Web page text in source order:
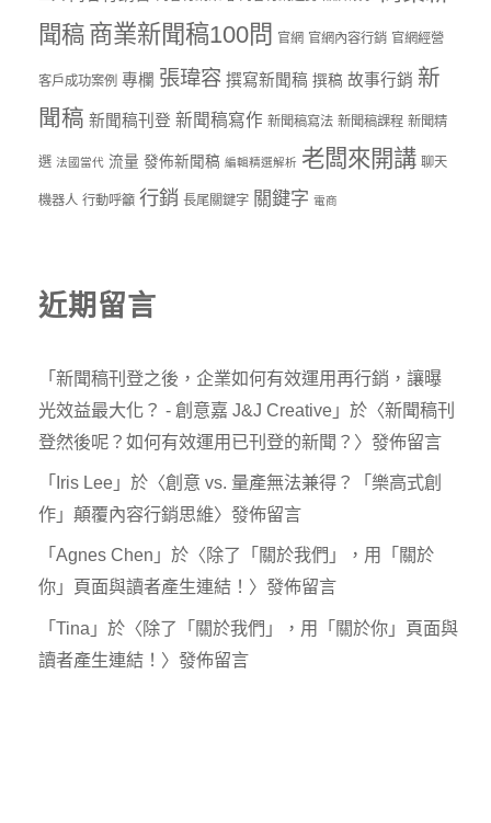
聞稿 商業新聞稿100問 官網 官網內容行銷 官網經營
客戶成功案例 專欄 張瑋容 撰寫新聞稿 撰稿 故事行銷 新
聞稿 新聞稿刊登 新聞稿寫作 新聞稿寫法 新聞稿課程 新聞精
選 法國當代 流量 發佈新聞稿 編輯精選解析 老闆來開講 聊天
機器人 行動呼籲 行銷 長尾關鍵字 關鍵字 電商
近期留言
「 新聞稿刊登之後，企業如何有效運用再行銷，讓曝
光效益最大化？ - 創意嘉 J&J Creative 」於〈新聞稿刊
登然後呢？如何有效運用已刊登的新聞？ 〉發佈留言
「 Iris Lee 」於〈創意 vs. 量產無法兼得？「樂高式創
作」顛覆內容行銷思維〉發佈留言
「 Agnes Chen 」於〈 除了「關於我們」，用「關於
你」頁面與讀者產生連結！ 〉發佈留言
「 Tina 」於〈除了「關於我們」，用「關於你」頁面與
讀者產生連結！ 〉發佈留言